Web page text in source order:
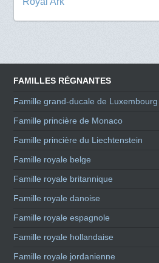
FAMILLES RÉGNANTES
Famille grand-ducale de Luxembourg
Famille princière de Monaco
Famille princière du Liechtenstein
Famille royale belge
Famille royale britannique
Famille royale danoise
Famille royale espagnole
Famille royale hollandaise
Famille royale jordanienne